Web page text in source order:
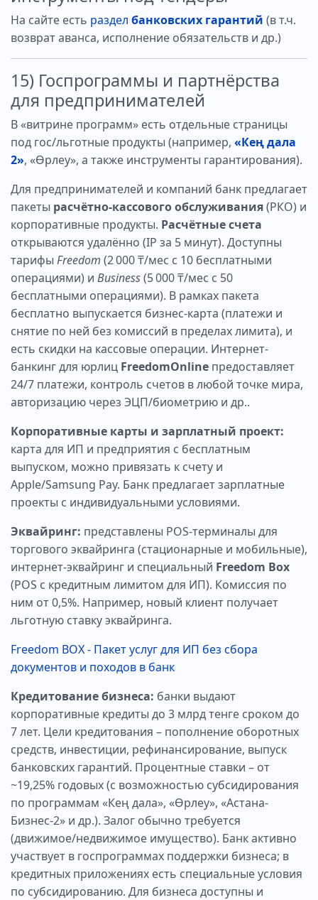
На сайте есть раздел банковских гарантий (в т.ч.
возврат аванса, исполнение обязательств и др.)
15) Госпрограммы и партнёрства
для предпринимателей
В «витрине программ» есть отдельные страницы
под гос/льготные продукты (например, «Кең дала
2», «Өрлеу», а также инструменты гарантирования).
Для предпринимателей и компаний банк предлагает
пакеты расчётно-кассового обслуживания(РКО) и
корпоративные продукты. Расчётные счета
открываются удалённо (IP за 5 минут). Доступны
тарифы Freedom (2 000 ₸/мес с 10 бесплатными
операциями) и Business(5 000 ₸/мес с 50
бесплатными операциями). В рамках пакета
бесплатно выпускается бизнес‑карта (платежи и
снятие по ней без комиссий в пределах лимита), и
есть скидки на кассовые операции. Интернет-
банкинг для юрлиц FreedomOnline предоставляет
24/7 платежи, контроль счетов в любой точке мира,
авторизацию через ЭЦП/биометрию и др..
Корпоративные карты и зарплатный проект:
карта для ИП и предприятия с бесплатным
выпуском, можно привязать к счету и
Apple/Samsung Pay. Банк предлагает зарплатные
проекты с индивидуальными условиями.
Эквайринг: представлены POS‑терминалы для
торгового эквайринга (стационарные и мобильные),
интернет‑эквайринг и специальный Freedom Box
(POS с кредитным лимитом для ИП). Комиссия по
ним от 0,5%. Например, новый клиент получает
льготную ставку эквайринга.
Freedom BOX - Пакет услуг для ИП без сбора
документов и походов в банк
Кредитование бизнеса: банки выдают
корпоративные кредиты до 3 млрд тенге сроком до
7 лет. Цели кредитования – пополнение оборотных
средств, инвестиции, рефинансирование, выпуск
банковских гарантий. Процентные ставки – от
~19,25% годовых (с возможностью субсидирования
по программам «Кең дала», «Өрлеу», «Астана-
Бизнес‑2» и др.). Залог обычно требуется
(движимое/недвижимое имущество). Банк активно
участвует в госпрограммах поддержки бизнеса; в
кредитных приложениях есть специальные условия
по субсидированию. Для бизнеса доступны и